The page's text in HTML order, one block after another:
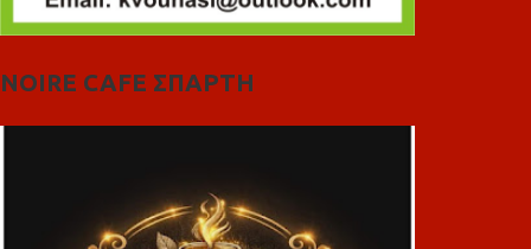
NOIRE CAFE ΣΠΑΡΤΗ